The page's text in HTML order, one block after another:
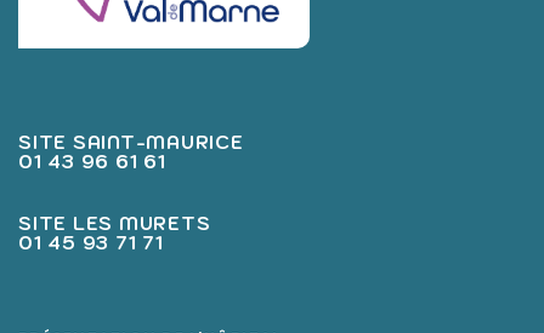
SITE SAINT-MAURICE
01 43 96 61 61
SITE LES MURETS
01 45 93 71 71